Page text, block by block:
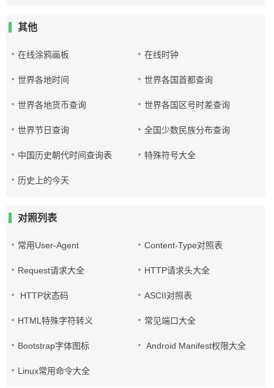
其他
在线涂鸦画板 在线时钟
世界各地时间 世界各国首都查询
世界各地货币查询 世界各国区号时差查询
世界节日查询 全国少数民族分布查询
中国历史朝代时间查询表 特殊符号大全
历史上的今天
对照列表
常用User-Agent Content-Type对照表
Request请求大全 HTTP请求头大全
HTTP状态码 ASCII对照表
HTML特殊字符转义 常见端口大全
Bootstrap字体图标 Android Manifest权限大全
Linux常用命令大全